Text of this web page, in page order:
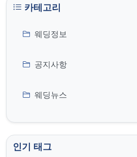
카테고리
웨딩정보
공지사항
웨딩뉴스
인기 태그